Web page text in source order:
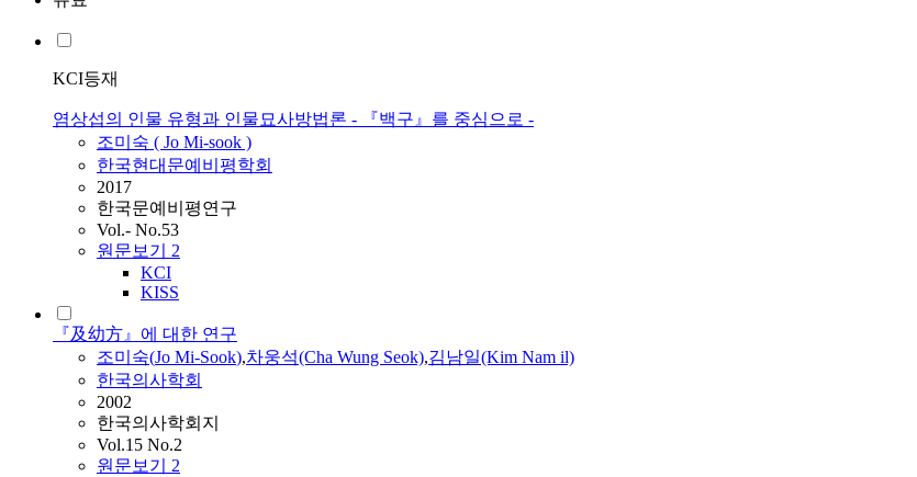
KCI등재
염상섭의 인물 유형과 인물묘사방법론 - 『백구』를 중심으로 -
조미숙 ( Jo Mi-sook )
한국현대문예비평학회
2017
한국문예비평연구
Vol.- No.53
원문보기 2
KCI
KISS
『及幼方』에 대한 연구
조미숙(Jo Mi-Sook),차웅석(Cha Wung Seok),김남일(Kim Nam il)
한국의사학회
2002
한국의사학회지
Vol.15 No.2
원문보기 2